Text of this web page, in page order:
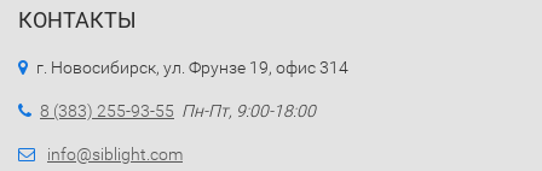
КОНТАКТЫ
г. Новосибирск, ул. Фрунзе 19, офис 314
8 (383) 255-93-55 Пн-Пт, 9:00-18:00
info@siblight.com